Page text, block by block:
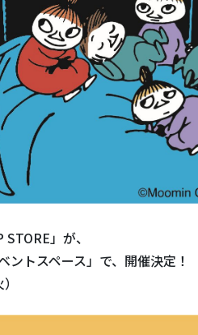
」が、
トスペース」で、開催決定！